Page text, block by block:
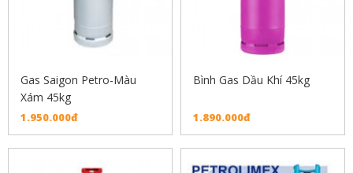
Gas Saigon Petro-Màu
Xám 45kg
1.950.000đ
Bình Gas Dầu Khí 45kg
1.890.000đ